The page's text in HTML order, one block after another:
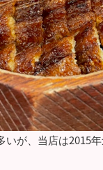
が、当店は2015年